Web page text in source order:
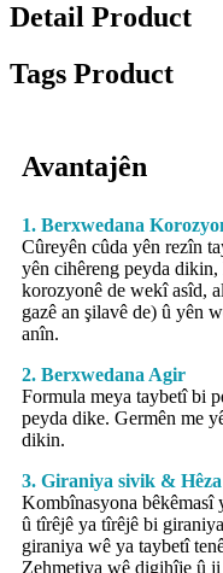
Detail Product
Tags Product
Avantajên
1. Berxwedana
Cûreyên cûda yên rezîn
yên cihêreng peyda
korozyonê de wekî asîd,
gazê an şilavê de) û yên
anîn.
2. Berxwedana Agir
Formula meya taybetî bi
peyda dike. Germên me
dikin.
3. Giraniya sivik &
Kombînasyona bêkêmasî
û tîrêjê ya tîrêjê bi
giraniya wê ya taybetî
Zehmetiya wê digihîje û